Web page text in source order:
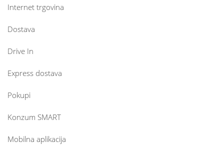
Internet trgovina
Dostava
Drive In
Express dostava
Pokupi
Konzum SMART
Mobilna aplikacija